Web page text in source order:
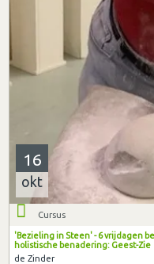
16
okt
Cursus
'Bezieling in Steen' - 6 vrijdagen
holistische benadering: Geest-Zie
de Zinder